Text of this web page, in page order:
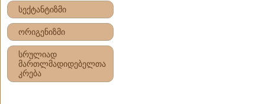
სექტანტიზმი
ორიგენიზმი
სრულიად
მართლმადიდებელთა
კრება